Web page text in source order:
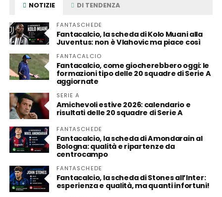
NOTIZIE DI TENDENZA
FANTASCHEDE
Fantacalcio, la scheda di Kolo Muani alla
Juventus: non è Vlahovic ma piace così
FANTACALCIO
Fantacalcio, come giocherebbero oggi: le
formazioni tipo delle 20 squadre di Serie A
aggiornate
SERIE A
Amichevoli estive 2026: calendario e
risultati delle 20 squadre di Serie A
FANTASCHEDE
Fantacalcio, la scheda di Amondarain al
Bologna: qualità e ripartenze da
centrocampo
FANTASCHEDE
Fantacalcio, la scheda di Stones all’Inter:
esperienza e qualità, ma quanti infortuni!